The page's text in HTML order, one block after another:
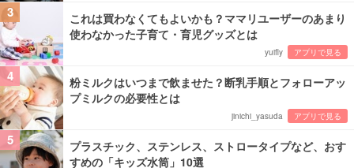
3
これは買わなくてもよいかも？ママリユーザーのあまり
使わなかった子育て・育児グッズとは
yuifly アプリで見る
4
粉ミルクはいつまで飲ませた？断乳手順とフォローアッ
プミルクの必要性とは
jinichi_yasuda アプリで見る
5
プラスチック、ステンレス、ストロータイプなど、おす
すめの「キッズ水筒」10選